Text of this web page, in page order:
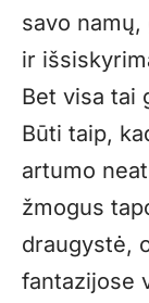
savo
ir
Bet visa tai
Būti taip,
artumo
žmogus
draugystė,
fantazijose